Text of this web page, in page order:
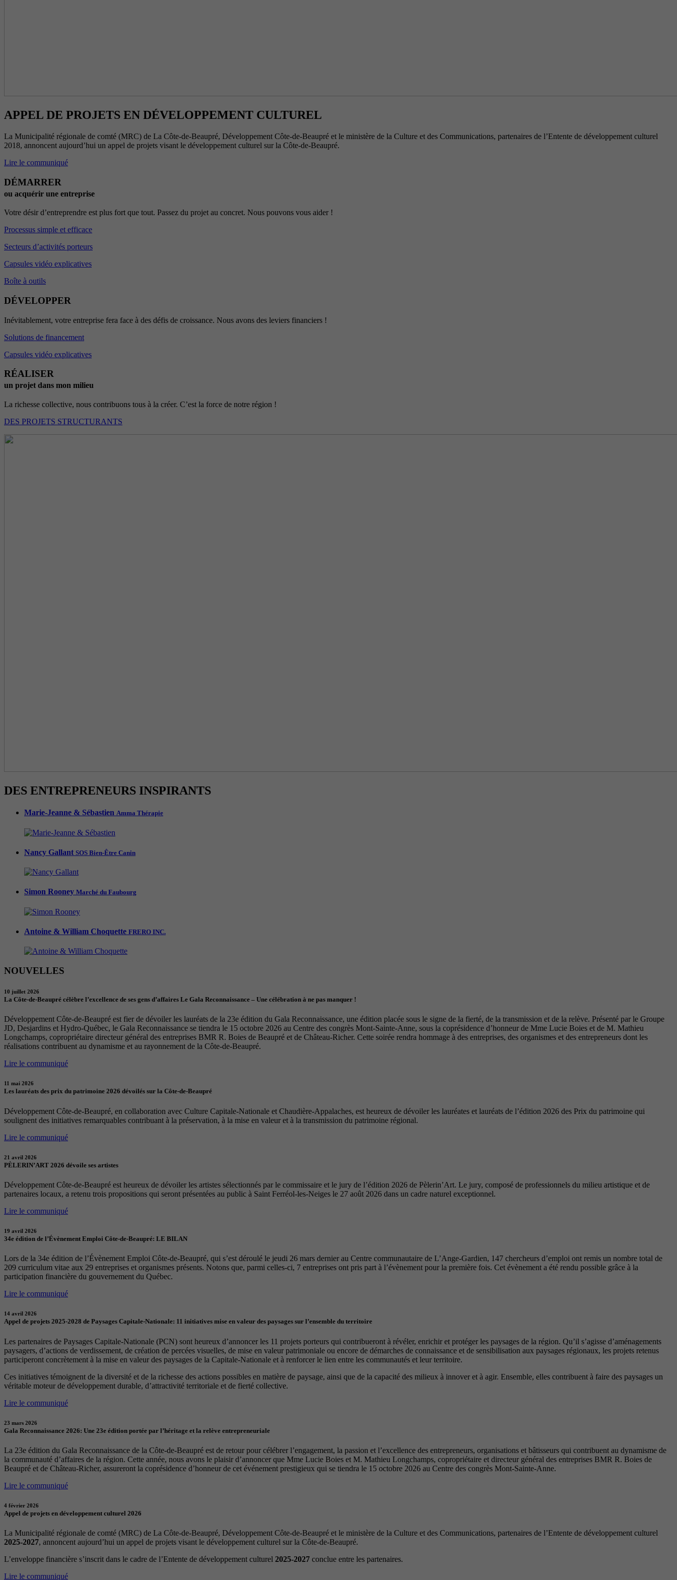
APPEL DE PROJETS EN DÉVELOPPEMENT CULTUREL
La Municipalité régionale de comté (MRC) de La Côte-de-Beaupré, Développement Côte-de-Beaupré et le ministère de la Culture et des Communications, partenaires de l’Entente de développement culturel
2018, annoncent aujourd’hui un appel de projets visant le développement culturel sur la Côte-de-Beaupré.
Lire le communiqué
DÉMARRER
ou acquérir une entreprise
Votre désir d’entreprendre est plus fort que tout. Passez du projet au concret. Nous pouvons vous aider !
Processus simple et efficace
Secteurs d’activités porteurs
Capsules vidéo explicatives
Boîte à outils
DÉVELOPPER
Inévitablement, votre entreprise fera face à des défis de croissance. Nous avons des leviers financiers !
Solutions de financement
Capsules vidéo explicatives
RÉALISER
un projet dans mon milieu
La richesse collective, nous contribuons tous à la créer. C’est la force de notre région !
DES PROJETS STRUCTURANTS
DES ENTREPRENEURS INSPIRANTS
Marie-Jeanne & Sébastien Amma Thérapie
Nancy Gallant SOS Bien-Être Canin
Simon Rooney Marché du Faubourg
Antoine & William Choquette FRERO INC.
NOUVELLES
10 juillet 2026
La Côte-de-Beaupré célèbre l’excellence de ses gens d’affaires Le Gala Reconnaissance – Une célébration à ne pas manquer !
Développement Côte-de-Beaupré est fier de dévoiler les lauréats de la 23e édition du Gala Reconnaissance, une édition placée sous le signe de la fierté, de la transmission et de la relève. Présenté par le Groupe
JD, Desjardins et Hydro-Québec, le Gala Reconnaissance se tiendra le 15 octobre 2026 au Centre des congrès Mont-Sainte-Anne, sous la coprésidence d’honneur de Mme Lucie Boies et de M. Mathieu
Longchamps, copropriétaire directeur général des entreprises BMR R. Boies de Beaupré et de Château-Richer. Cette soirée rendra hommage à des entreprises, des organismes et des entrepreneurs dont les
réalisations contribuent au dynamisme et au rayonnement de la Côte-de-Beaupré.
Lire le communiqué
11 mai 2026
Les lauréats des prix du patrimoine 2026 dévoilés sur la Côte-de-Beaupré
Développement Côte-de-Beaupré, en collaboration avec Culture Capitale-Nationale et Chaudière-Appalaches, est heureux de dévoiler les lauréates et lauréats de l’édition 2026 des Prix du patrimoine qui
soulignent des initiatives remarquables contribuant à la préservation, à la mise en valeur et à la transmission du patrimoine régional.
Lire le communiqué
21 avril 2026
PÈLERIN’ART 2026 dévoile ses artistes
Développement Côte-de-Beaupré est heureux de dévoiler les artistes sélectionnés par le commissaire et le jury de l’édition 2026 de Pèlerin’Art. Le jury, composé de professionnels du milieu artistique et de
partenaires locaux, a retenu trois propositions qui seront présentées au public à Saint Ferréol-les-Neiges le 27 août 2026 dans un cadre naturel exceptionnel.
Lire le communiqué
19 avril 2026
34e édition de l’Évènement Emploi Côte-de-Beaupré: LE BILAN
Lors de la 34e édition de l’Évènement Emploi Côte-de-Beaupré, qui s’est déroulé le jeudi 26 mars dernier au Centre communautaire de L’Ange-Gardien, 147 chercheurs d’emploi ont remis un nombre total de
209 curriculum vitae aux 29 entreprises et organismes présents. Notons que, parmi celles-ci, 7 entreprises ont pris part à l’évènement pour la première fois. Cet évènement a été rendu possible grâce à la
participation financière du gouvernement du Québec.
Lire le communiqué
14 avril 2026
Appel de projets 2025-2028 de Paysages Capitale-Nationale: 11 initiatives mise en valeur des paysages sur l’ensemble du territoire
Les partenaires de Paysages Capitale-Nationale (PCN) sont heureux d’annoncer les 11 projets porteurs qui contribueront à révéler, enrichir et protéger les paysages de la région. Qu’il s’agisse d’aménagements
paysagers, d’actions de verdissement, de création de percées visuelles, de mise en valeur patrimoniale ou encore de démarches de connaissance et de sensibilisation aux paysages régionaux, les projets retenus
participeront concrètement à la mise en valeur des paysages de la Capitale-Nationale et à renforcer le lien entre les communautés et leur territoire.
Ces initiatives témoignent de la diversité et de la richesse des actions possibles en matière de paysage, ainsi que de la capacité des milieux à innover et à agir. Ensemble, elles contribuent à faire des paysages un
véritable moteur de développement durable, d’attractivité territoriale et de fierté collective.
Lire le communiqué
23 mars 2026
Gala Reconnaissance 2026: Une 23e édition portée par l’héritage et la relève entrepreneuriale
La 23e édition du Gala Reconnaissance de la Côte-de-Beaupré est de retour pour célébrer l’engagement, la passion et l’excellence des entrepreneurs, organisations et bâtisseurs qui contribuent au dynamisme de
la communauté d’affaires de la région. Cette année, nous avons le plaisir d’annoncer que Mme Lucie Boies et M. Mathieu Longchamps, copropriétaire et directeur général des entreprises BMR R. Boies de
Beaupré et de Château-Richer, assureront la coprésidence d’honneur de cet événement prestigieux qui se tiendra le 15 octobre 2026 au Centre des congrès Mont-Sainte-Anne.
Lire le communiqué
4 février 2026
Appel de projets en développement culturel 2026
La Municipalité régionale de comté (MRC) de La Côte-de-Beaupré, Développement Côte-de-Beaupré et le ministère de la Culture et des Communications, partenaires de l’Entente de développement culturel
2025-2027, annoncent aujourd’hui un appel de projets visant le développement culturel sur la Côte-de-Beaupré.
L’enveloppe financière s’inscrit dans le cadre de l’Entente de développement culturel 2025-2027 conclue entre les partenaires.
Lire le communiqué